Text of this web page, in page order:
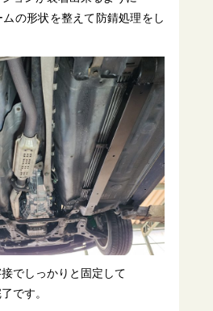
の形状を整えて防錆処理をし
でしっかりと固定して
です。